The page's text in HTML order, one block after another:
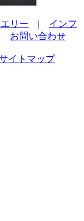
リー | インフ
お問い合わせ
イトマップ